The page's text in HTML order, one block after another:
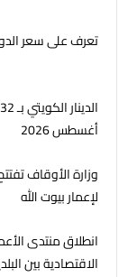
تعرف على سعر الدولار
أغسطس 2026
لإعمار بيوت الله
انطلاق منتدى
الاقتصادية بين